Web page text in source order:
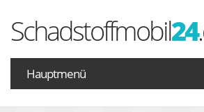
Schadstoffmobil24
Hauptmenü
Startseite